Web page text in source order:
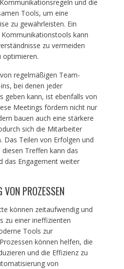
und die
Tools, um eine
zu gewährleisten. Ein
kann
zu vermeiden
optimieren.
regelmäßigen Team-
bei denen jeder
geben kann, ist ebenfalls von
Meetings fördern nicht nur
bauen auch eine stärkere
sich die Mitarbeiter
Das Teilen von Erfolgen und
Treffen kann das
das Engagement weiter
PROZESSEN
können zeitaufwendig und
zu einer ineffizienten
Tools zur
können helfen, die
und die Effizienz zu
von